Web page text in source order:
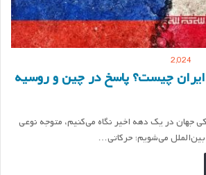
2,024
ایران چیست؟ پاسخ در چین و روسیه
جهان در یک دهه اخیر نگاه می‌کنیم، متوجه نوعی
می‌شویم؛ حرکاتی…